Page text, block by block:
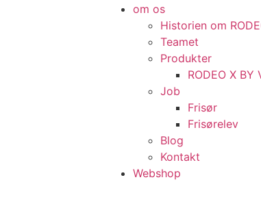
om os
Historien om
Teamet
Produkter
RODEO X BY
Job
Frisør
Frisørelev
Blog
Kontakt
Webshop